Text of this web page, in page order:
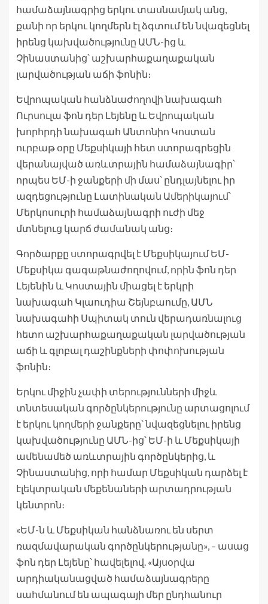
համաձայնագրից երկու տասնամյակ անց,
քանի որ երկու կողմերն էլ ձգտում են նվազեցնել
իրենց կախվածությունը ԱՄՆ-ից և
Չինաստանից՝ աշխարհաքաղաքական
լարվածության աճի ֆոնին։
Եվրոպական հանձնաժողովի նախագահ
Ուրսուլա ֆոն դեր Լեյենը և Եվրոպական
խորհրդի նախագահ Անտոնիո Կոստան
ուրբաթ օրը Մեքսիկայի հետ ստորագրեցին
վերանայված առևտրային համաձայնագիր՝
որպես ԵՄ-ի ջանքերի մի մաս՝ ընդլայնելու իր
ազդեցությունը Լատինական Ամերիկայում՝
Մերկոսուրի համաձայնագրի ուժի մեջ
մտնելուց կարճ ժամանակ անց։
Գործարքը ստորագրվել է Մեքսիկայում ԵՄ-
Մեքսիկա գագաթնաժողովում, որին ֆոն դեր
Լեյենին և Կոստային միացել է երկրի
նախագահ Կլաուդիա Շեյնբաումը, ԱՄՆ
նախագահի Սպիտակ տուն վերադառնալուց
հետո աշխարհաքաղաքական լարվածության
աճի և գլոբալ դաշինքների փոփոխության
ֆոնին։
Երկու միջին չափի տերությունների միջև
տնտեսական գործընկերությունը արտացոլում
է երկու կողմերի ջանքերը՝ նվազեցնելու իրենց
կախվածությունը ԱՄՆ-ից՝ ԵՄ-ի և Մեքսիկայի
ամենամեծ առևտրային գործընկերից, և
Չինաստանից, որի համար Մեքսիկան դարձել է
էլեկտրական մեքենաների արտադրության
կենտրոն։
«ԵՄ-ն և Մեքսիկան հանձնառու են սերտ
ռազմավարական գործընկերությանը», – ասաց
ֆոն դեր Լեյենը՝ հավելելով. «Այսօրվա
արդիականացված համաձայնագրերը
սահմանում են ապագայի մեր ընդհանուր